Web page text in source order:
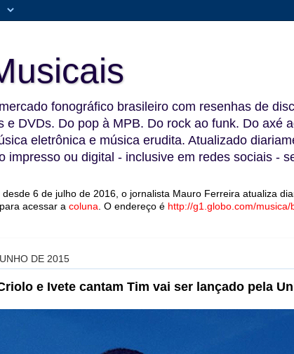
fonográfico brasileiro com resenhas de
e DVDs. Do pop à MPB. Do rock ao funk. Do axé
eletrônica e música erudita. Atualizado
impresso ou digital - inclusive em redes sociais -
6 de julho de 2016, o jornalista Mauro Ferreira atualiza
para acessar a coluna O endereço é http://g1.globo.com/
DE 2015
e Ivete cantam Tim vai ser lançado pela